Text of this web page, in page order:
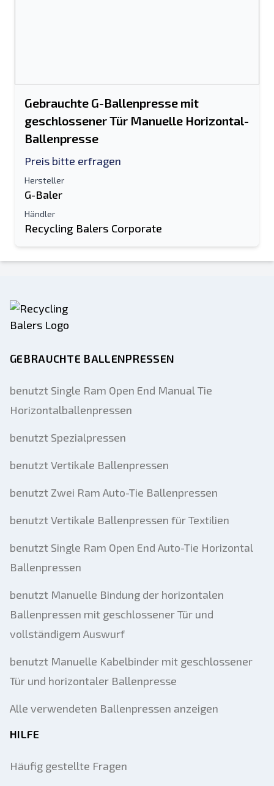
Gebrauchte G-Ballenpresse mit
geschlossener Tür Manuelle Horizontal-
Ballenpresse
Preis bitte erfragen
Hersteller
G-Baler
Händler
Recycling Balers Corporate
GEBRAUCHTE BALLENPRESSEN
benutzt Single Ram Open End Manual Tie
Horizontalballenpressen
benutzt Spezialpressen
benutzt Vertikale Ballenpressen
benutzt Zwei Ram Auto-Tie Ballenpressen
benutzt Vertikale Ballenpressen für Textilien
benutzt Single Ram Open End Auto-Tie Horizontal
Ballenpressen
benutzt Manuelle Bindung der horizontalen
Ballenpressen mit geschlossener Tür und
vollständigem Auswurf
benutzt Manuelle Kabelbinder mit geschlossener
Tür und horizontaler Ballenpresse
Alle verwendeten Ballenpressen anzeigen
HILFE
Häufig gestellte Fragen